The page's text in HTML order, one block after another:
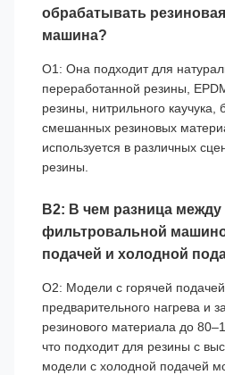
обрабатывать
машина?
О1: Она подходит для
переработанной резины,
резины, нитрильного каучука,
смешанных резиновых
используется в различных
резины.
В2: В чем разница между
фильтровальной
подачей и холодной
О2: Модели с горячей
предварительного нагрева и
резинового материала до
что подходит для резины с
модели с холодной подачей